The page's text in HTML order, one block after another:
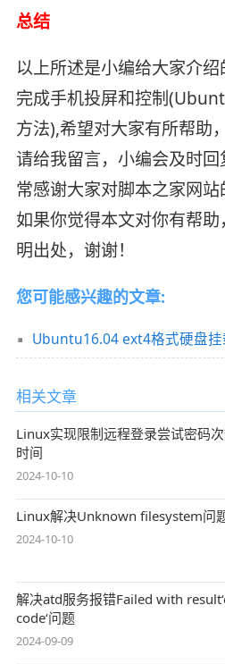
总结
以上所述是小编给大家介
完成手机投屏和控制
方法),希望对大家有所帮助
请给我留言，小编会及时
常感谢大家对脚本之家网站
如果你觉得本文对你有帮
明出处，谢谢！
您可能感兴趣的文章:
相关文章
Linux实现限制远程登录尝试密码
时间
2024-10-10
Linux解决Unknown filesystem问
2024-10-10
解决atd服务报错Failed with
code‘问题
2024-09-09